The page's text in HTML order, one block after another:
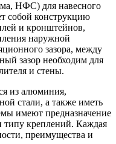
НФС) для навесного
собой конструкцию
и кронштейнов,
наружной
зазора, между
зазор необходим для
и стены.
из алюминия,
стали, а также иметь
имеют предназначение
типу креплений. Каждая
преимущества и